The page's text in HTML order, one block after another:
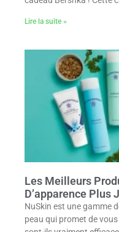
Lire la suite »
Les Meilleurs
D’apparence Plus
NuSkin est une gamme
peau qui promet de